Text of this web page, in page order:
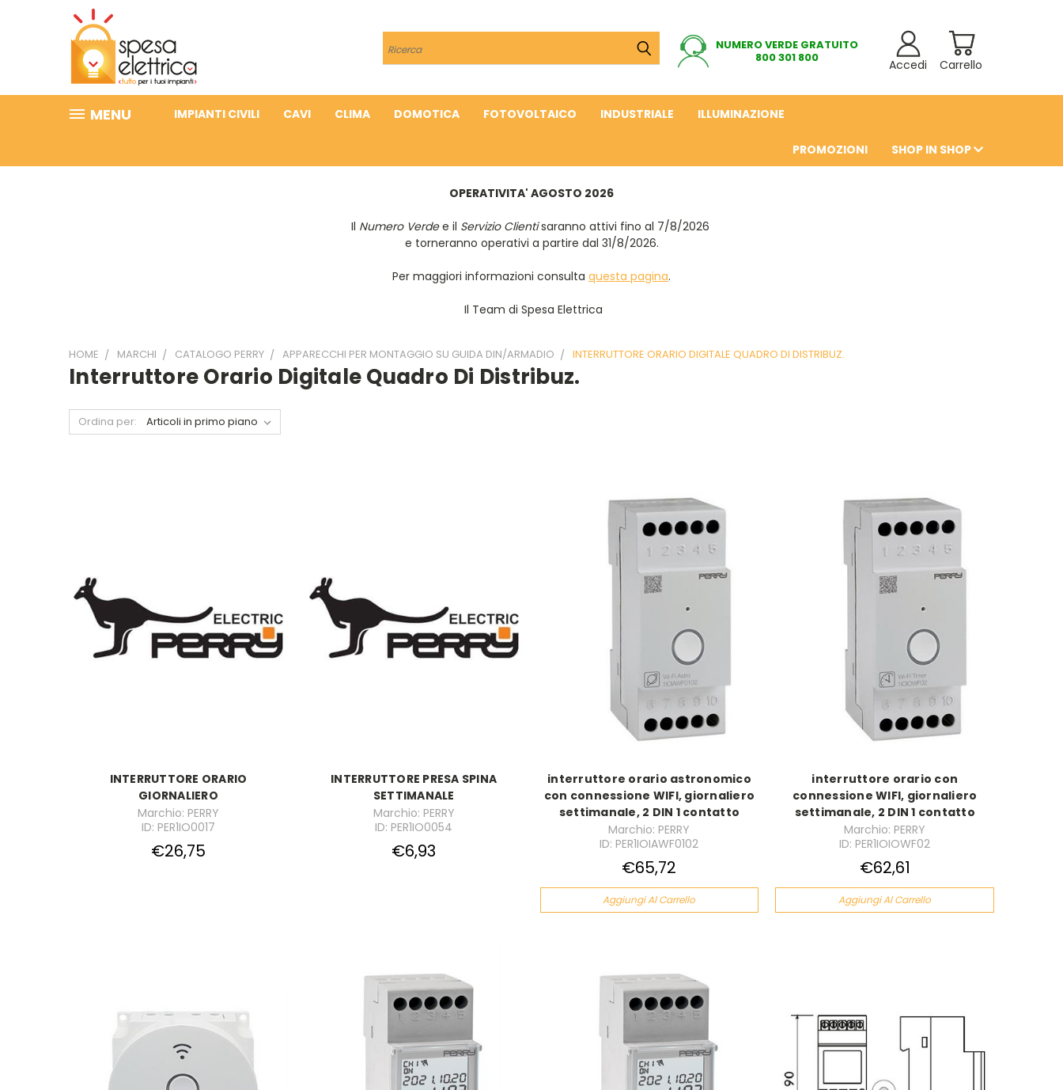
Cerca
NUMERO VERDE GRATUITO
800 301 800
Carrello
Accedi
MENU IMPIANTI CIVILI CAVI CLIMA DOMOTICA FOTOVOLTAICO INDUSTRIALE ILLUMINAZIONE
PROMOZIONI SHOP IN SHOP
OPERATIVITA' AGOSTO 2026
Il Numero Verdee il Servizio Clientisaranno attivi fino al 7/8/2026
e torneranno operativi a partire dal 31/8/2026.
Per maggiori informazioni consulta questa pagina.
Il Team di Spesa Elettrica
HOME MARCHI CATALOGO PERRY APPARECCHI PER MONTAGGIO SU GUIDA DIN/ARMADIO INTERRUTTORE ORARIO DIGITALE QUADRO DI DISTRIBUZ.
Interruttore Orario Digitale Quadro Di Distribuz.
Ordina per:
INTERRUTTORE ORARIO
GIORNALIERO
Marchio: PERRY
ID: PER1IO0017
€26,75
INTERRUTTORE PRESA SPINA
SETTIMANALE
Marchio: PERRY
ID: PER1IO0054
€6,93
interruttore orario astronomico
con connessione WIFI, giornaliero
settimanale, 2 DIN 1 contatto
Marchio: PERRY
ID: PER1IOIAWF0102
€65,72
Aggiungi Al Carrello
interruttore orario con
connessione WIFI, giornaliero
settimanale, 2 DIN 1 contatto
Marchio: PERRY
ID: PER1IOIOWF02
€62,61
Aggiungi Al Carrello